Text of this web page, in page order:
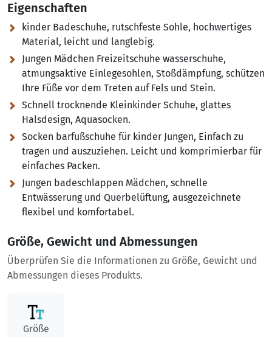
Eigenschaften
kinder Badeschuhe, rutschfeste Sohle, hochwertiges
Material, leicht und langlebig.
Jungen Mädchen Freizeitschuhe wasserschuhe,
atmungsaktive Einlegesohlen, Stoßdämpfung, schützen
Ihre Füße vor dem Treten auf Fels und Stein.
Schnell trocknende Kleinkinder Schuhe, glattes
Halsdesign, Aquasocken.
Socken barfußschuhe für kinder Jungen, Einfach zu
tragen und auszuziehen. Leicht und komprimierbar für
einfaches Packen.
Jungen badeschlappen Mädchen, schnelle
Entwässerung und Querbelüftung, ausgezeichnete
flexibel und komfortabel.
Größe, Gewicht und Abmessungen
Überprüfen Sie die Informationen zu Größe, Gewicht und
Abmessungen dieses Produkts.
Größe